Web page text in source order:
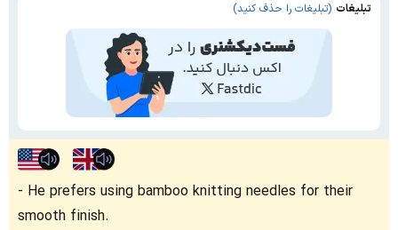
تبلیغات (تبلیغات را حذف کنید)
He prefers using bamboo knitting needles for their
smooth finish.